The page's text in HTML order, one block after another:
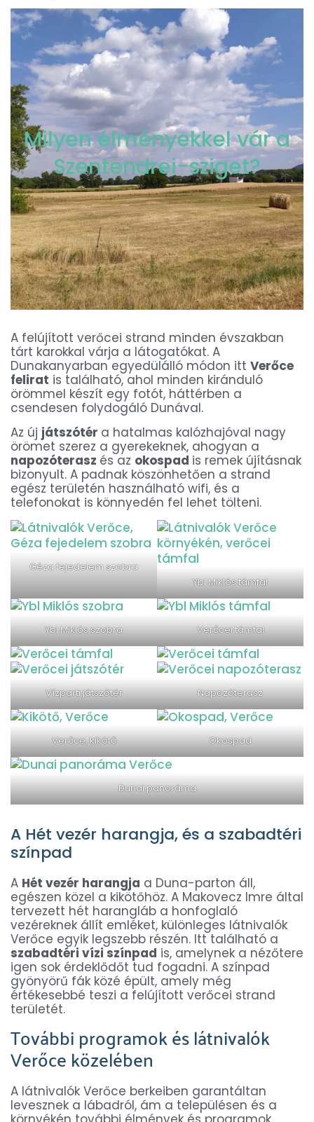
Milyen élményekkel vár a
Szentendrei-sziget?
A felújított verőcei strand minden évszakban
tárt karokkal várja a látogatókat. A
Dunakanyarban egyedülálló módon itt Verőce
felirat is található, ahol minden kiránduló
örömmel készít egy fotót, háttérben a
csendesen folydogáló Dunával.
Az új játszótér a hatalmas kalózhajóval nagy
örömet szerez a gyerekeknek, ahogyan a
napozóterasz és az okospad is remek újításnak
bizonyult. A padnak köszönhetően a strand
egész területén használható wifi, és a
telefonokat is könnyedén fel lehet tölteni.
Géza fejedelem szobra
Ybl Miklós támfal
Ybl Miklós szobra Verőcei támfal
Vízparti játszótér Napozóterasz
Verőce, kikötő Okospad
Dunai panoráma
A Hét vezér harangja, és a szabadtéri
színpad
A Hét vezér harangja a Duna-parton áll,
egészen közel a kikötőhöz. A Makovecz Imre által
tervezett hét harangláb a honfoglaló
vezéreknek állít emléket, különleges látnivalók
Verőce egyik legszebb részén. Itt található a
szabadtéri vízi színpad is, amelynek a nézőtere
igen sok érdeklődőt tud fogadni. A színpad
gyönyörű fák közé épült, amely még
értékesebbé teszi a felújított verőcei strand
területét.
További programok és látnivalók
Verőce közelében
A látnivalók Verőce berkeiben garantáltan
levesznek a lábadról, ám a településen és a